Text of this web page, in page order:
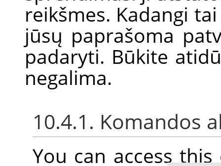
reikšmes. Kadangi
jūsų paprašoma
padaryti. Būkite
negalima.
10.4.1. Komandos
You can access